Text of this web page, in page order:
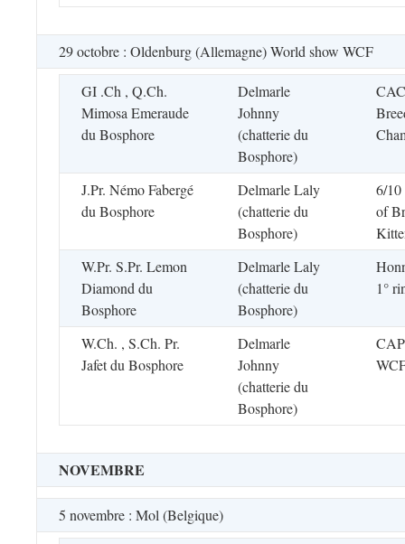
29 octobre : Oldenburg (Allemagne) World show WCF
GI .Ch , Q.Ch.
Mimosa Emeraude
du Bosphore
Delmarle
Johnny
(chatterie du
Bosphore)
J.Pr. Némo Fabergé
du Bosphore
Delmarle Laly
(chatterie du
Bosphore)
6/10
of
W.Pr. S.Pr. Lemon
Diamond du
Bosphore
Delmarle Laly
(chatterie du
Bosphore)
1°
W.Ch. , S.Ch. Pr.
Jafet du Bosphore
Delmarle
Johnny
(chatterie du
Bosphore)
NOVEMBRE
5 novembre : Mol (Belgique)